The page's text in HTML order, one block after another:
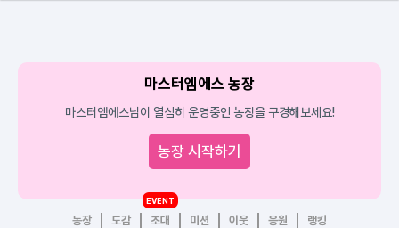
마스터엠에스 농장
마스터엠에스님이 열심히 운영중인 농장을 구경해보세요!
농장 시작하기
농장 도감 초대
EVENT
미션 이웃 응원 랭킹